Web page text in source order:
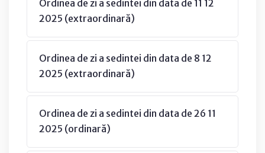
Ordinea de zi a sedintei din data de 11 12
2025 (extraordinară)
Ordinea de zi a sedintei din data de 8 12
2025 (extraordinară)
Ordinea de zi a sedintei din data de 26 11
2025 (ordinară)